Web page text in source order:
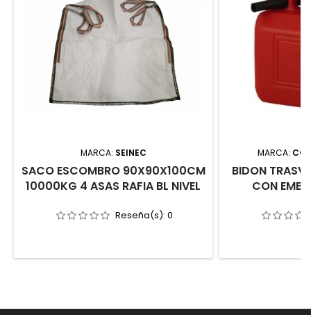
MARCA: SEINEC
SACO ESCOMBRO 90X90X100CM
10000KG 4 ASAS RAFIA BL NIVEL
Reseña(s): 0
MARCA:
BIDON
CON